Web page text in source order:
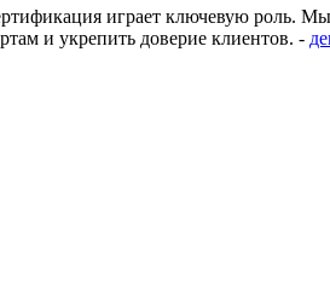
играет ключевую роль.
и укрепить доверие клиентов. -